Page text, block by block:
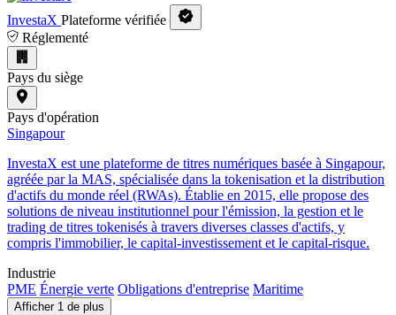
InvestaX Plateforme vérifiée
Réglementé
Pays du siège
Pays d'opération
Singapour
InvestaX est une plateforme de titres numériques basée à Singapour,
agréée par la MAS, spécialisée dans la tokenisation et la distribution
d'actifs du monde réel (RWAs). Établie en 2015, elle propose des
solutions de niveau institutionnel pour l'émission, la gestion et le
trading de titres tokenisés à travers diverses classes d'actifs, y
compris l'immobilier, le capital-investissement et le capital-risque.
Industrie
PME Énergie verte Obligations d'entreprise Maritime
Afficher 1 de plus